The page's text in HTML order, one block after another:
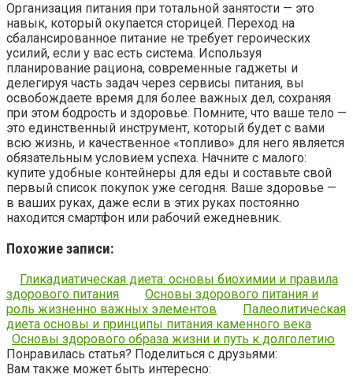
Организация питания при тотальной занятости — это
навык, который окупается сторицей. Переход на
сбалансированное питание не требует героических
усилий, если у вас есть система. Используя
планирование рациона, современные гаджеты и
делегируя часть задач через сервисы питания, вы
освобождаете время для более важных дел, сохраняя
при этом бодрость и здоровье. Помните, что ваше тело —
это единственный инструмент, который будет с вами
всю жизнь, и качественное «топливо» для него является
обязательным условием успеха. Начните с малого:
купите удобные контейнеры для еды и составьте свой
первый список покупок уже сегодня. Ваше здоровье —
в ваших руках, даже если в этих руках постоянно
находится смартфон или рабочий ежедневник.
Похожие записи:
Гликадиатическая диета: основы биохимии и правила
здорового питания
Основы здорового питания и
роль жизненно важных элементов
Палеолитическая
диета основы и принципы питания каменного века
Основы здорового образа жизни и путь к долголетию
Понравилась статья? Поделиться с друзьями:
Вам также может быть интересно: